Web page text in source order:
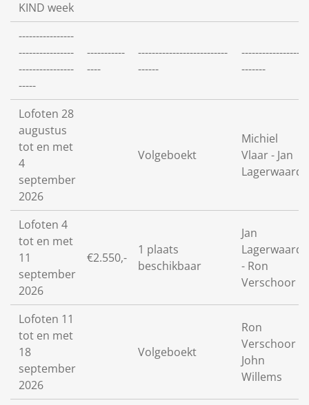
KIND week
----------------
----------------
----------------
-----
-----------
----
--------------------------
------
-----------------
-------
Lofoten 28
augustus
tot en met
4
september
2026
Volgeboekt
Michiel
Vlaar - Jan
Lagerwaard
Lofoten 4
tot en met
11
september
2026
€2.550,-
1 plaats
beschikbaar
Jan
Lagerwaard
- Ron
Verschoor
Lofoten 11
tot en met
18
september
2026
Volgeboekt
Ron
Verschoor -
John
Willems